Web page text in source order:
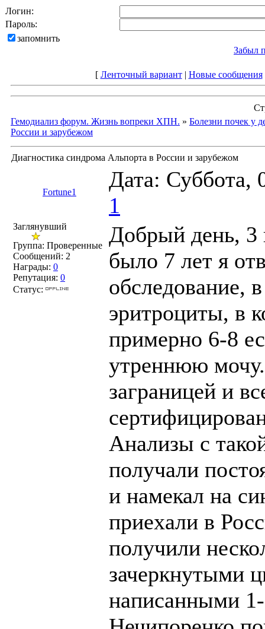
Логин:
Пароль:
запомнить
Забыл
[ Ленточный вариант| Новые сообщения
Гемодиализ форум. Жизнь вопреки ХПН. » Болезни почек у
России и зарубежом
Диагностика синдрома Альпорта в России и зарубежом
Fortune1
Дата: Суббота,
1
Заглянувший
Группа: Проверенные
Сообщений: 2
Награды: 0
Репутация: 0
Статус:
Добрый день, 3
было 7 лет я
обследование,
эритроциты, в
примерно 6-8
утреннюю
заграницей и
Анализы с
получали
и намекал на
приехали в
получили
зачеркнутыми
написанными